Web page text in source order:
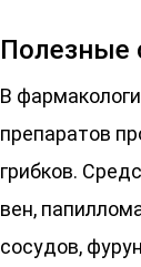
Полезные
В
препаратов
грибков.
вен,
сосудов,